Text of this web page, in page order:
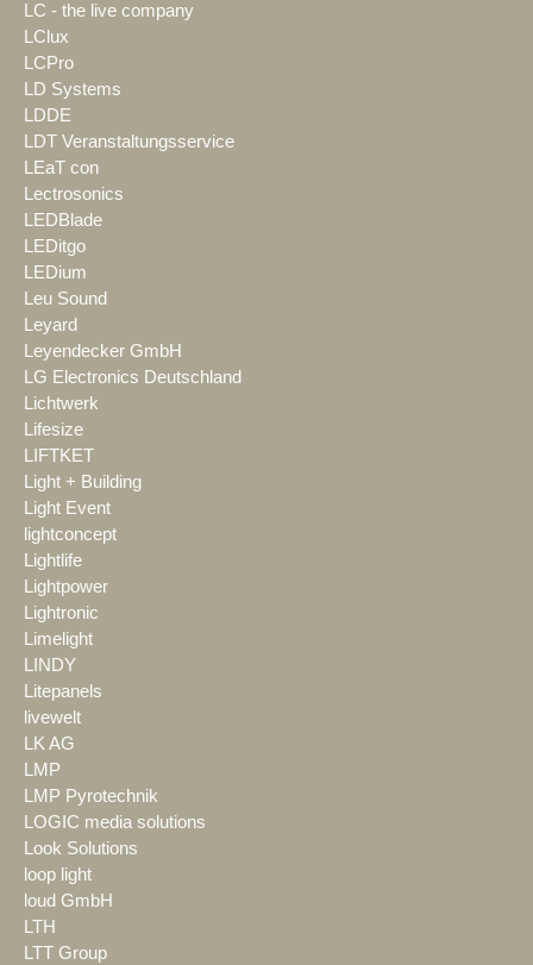
LC - the live company
LClux
LCPro
LD Systems
LDDE
LDT Veranstaltungsservice
LEaT con
Lectrosonics
LEDBlade
LEDitgo
LEDium
Leu Sound
Leyard
Leyendecker GmbH
LG Electronics Deutschland
Lichtwerk
Lifesize
LIFTKET
Light + Building
Light Event
lightconcept
Lightlife
Lightpower
Lightronic
Limelight
LINDY
Litepanels
livewelt
LK AG
LMP
LMP Pyrotechnik
LOGIC media solutions
Look Solutions
loop light
loud GmbH
LTH
LTT Group